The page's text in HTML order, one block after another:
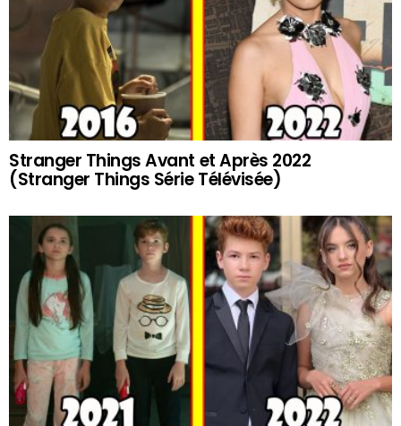
Stranger Things Avant et Après 2022
(Stranger Things Série Télévisée)